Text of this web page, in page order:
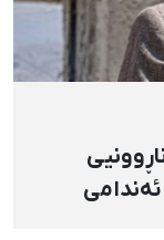
ناڕوونیی